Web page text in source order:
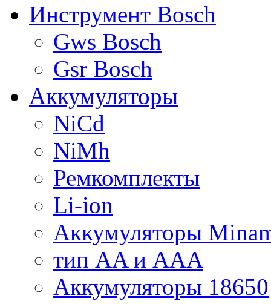
Инструмент Bosch
Gws Bosch
Gsr Bosch
Аккумуляторы
NiCd
NiMh
Ремкомплекты
Li-ion
Аккумуляторы
тип AA и AAA
Аккумуляторы 18650